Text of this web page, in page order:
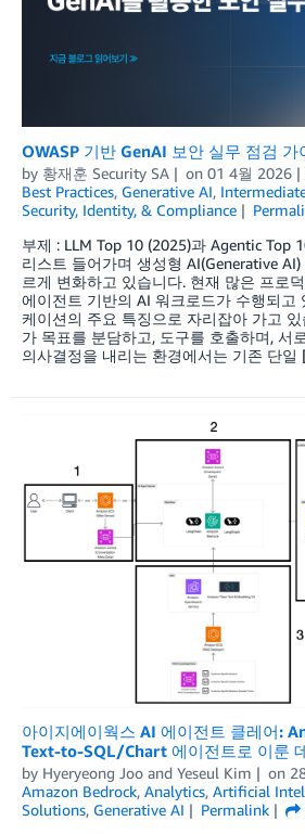
OWASP 기반 GenAI 보안 실무 점검 가
by 황재훈 Security SA on 01 4월 2026
Best Practices, Generative AI,
Security, Identity, & Compliance
부제 : LLM Top 10 (2025)과 Agentic Top
리스트 들어가며 생성형 AI(Generative
르게 변화하고 있습니다. 현재 많은 프로
에이전트 기반의 AI 워크로드가 수행되고
케이션의 주요 특징으로 자리잡아 가고
가 목표를 분담하고, 도구를 호출하며, 서
의사결정을 내리는 환경에서는 기존 단
아이지에이웍스 AI 에이전트 클레어:
Text-to-SQL/Chart 에이전트로 이룬
by Hyeryeong Joo and Yeseul Kim on
Amazon Bedrock, Analytics, Artificial
Solutions, Generative AI Permalink